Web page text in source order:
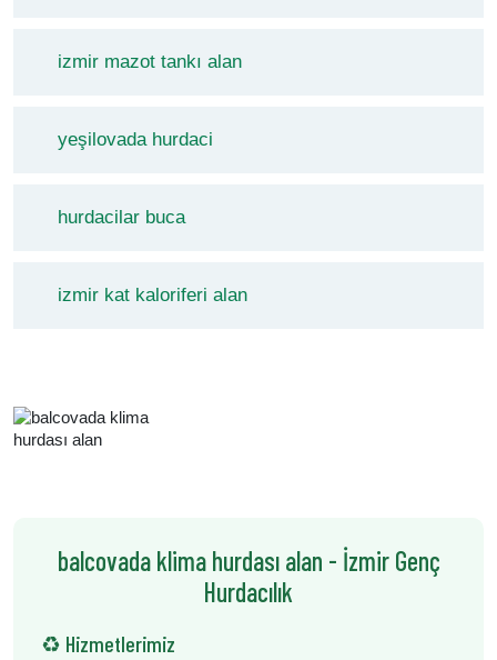
izmir mazot tankı alan
yeşilovada hurdaci
hurdacilar buca
izmir kat kaloriferi alan
balcovada klima hurdası alan - İzmir Genç
Hurdacılık
♻️ Hizmetlerimiz